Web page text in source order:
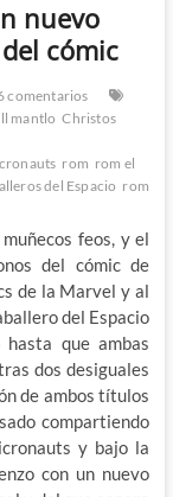
nuevo
cómic
comentarios
mantlo Christos
rom rom el
del Espacio rom
feos, y el
del cómic de
de la Marvel y al
del Espacio
que ambas
dos desiguales
de ambos títulos
compartiendo
y bajo la
con un nuevo